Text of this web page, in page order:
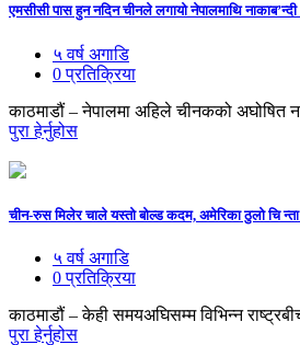
एमसीसी पास हुन नदिन चीनले लगायो नेपालमाथि नाकाब’न्दी
५ वर्ष अगाडि
0 प्रतिक्रिया
काठमाडौं – नेपालमा अहिले चीनकको अघोषित
पुरा हेर्नुहोस
चीन-रुस मिलेर चाले यस्तो बोल्ड कदम, अमेरिका ठुलो चि न्ता
५ वर्ष अगाडि
0 प्रतिक्रिया
काठमाडौं – केही समयअघिसम्म विभिन्न
पुरा हेर्नुहोस